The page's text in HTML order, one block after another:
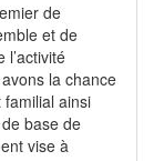
de
et de
la chance
familial ainsi
base de
vise à